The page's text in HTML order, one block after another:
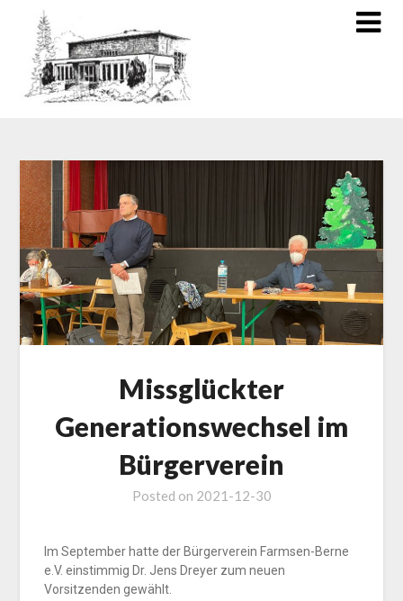
Missglückter
Generationswechsel im
Bürgerverein
Posted on 2021-12-30
Im September hatte der Bürgerverein Farmsen-Berne
e.V. einstimmig Dr. Jens Dreyer zum neuen
Vorsitzenden gewählt.